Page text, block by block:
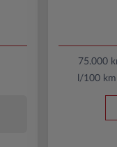
75.000
l/100